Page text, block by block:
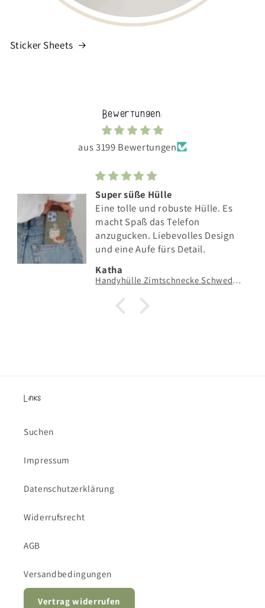
Sticker Sheets
Bewertungen:
aus 3199 Bewertungen
Super süße Hülle
Eine tolle und robuste Hülle. Es
macht Spaß das Telefon
anzugucken. Liebevolles Design
und eine Aufe fürs Detail.
Katha
Handyhülle Zimtschnecke Schweden Hygge - Hard Case Hülle Geschenk Skandinavien Kanelbulle grün
Links
Suchen
Impressum
Datenschutzerklärung
Widerrufsrecht
AGB
Versandbedingungen
Vertrag widerrufen